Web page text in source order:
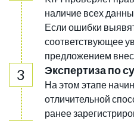
наличие всех
Если ошибки
соответствующее
предложением
Экспертиза по
На этом этапе
отличительной
ранее